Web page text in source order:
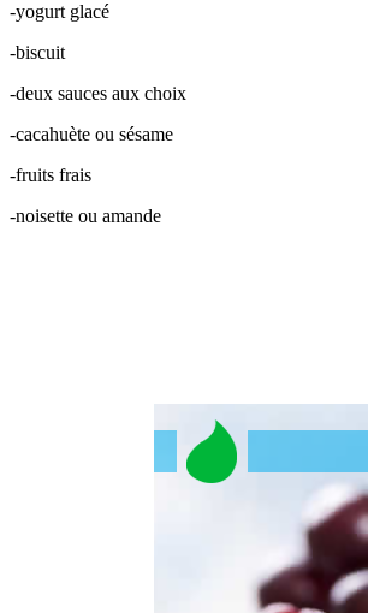
-yogurt glacé
-biscuit
-deux sauces aux choix
-cacahuète ou sésame
-fruits frais
-noisette ou amande